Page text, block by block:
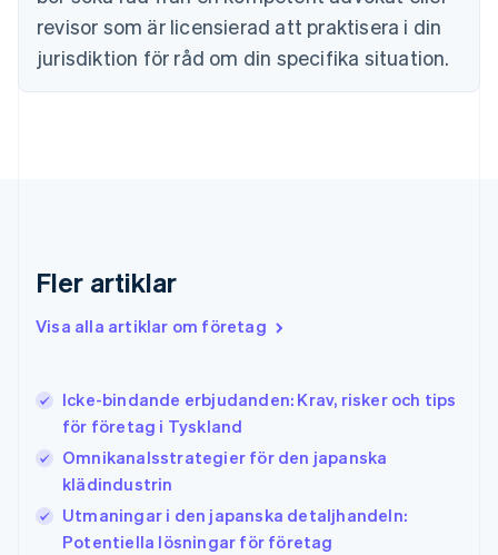
revisor som är licensierad att praktisera i din
jurisdiktion för råd om din specifika situation.
Fler artiklar
Visa alla artiklar om företag
Icke-bindande erbjudanden: Krav, risker och tips
för företag i Tyskland
Omnikanalsstrategier för den japanska
klädindustrin
Utmaningar i den japanska detaljhandeln:
Potentiella lösningar för företag
Finland
English Svenska
Frankrike
简体中文
Indien
Irland
ItalianoEnglish
Japan
日本語English
EnglishFrançais
Kroatien
EnglishItaliano